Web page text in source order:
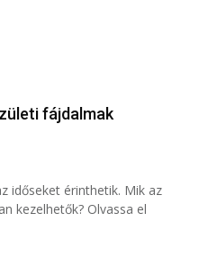
fájdalmak
időseket érinthetik. Mik az
kezelhetők? Olvassa el